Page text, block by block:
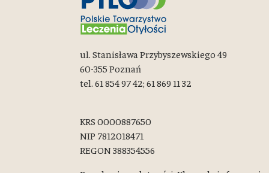
ul. Stanisława Przybyszewskiego 49
60-355 Poznań
tel. 61 854 97 42; 61 869 11 32
KRS 0000887650
NIP 7812018471
REGON 388354556